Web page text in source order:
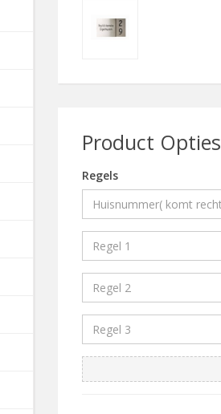
Product Opties
Regels